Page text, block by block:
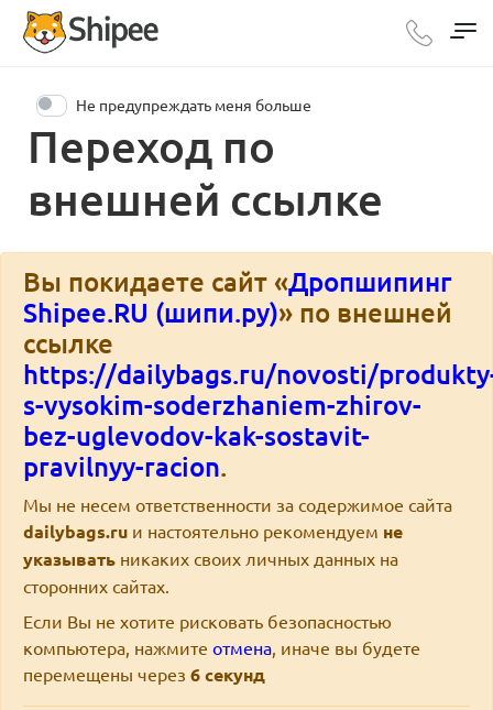
Переход по
внешней ссылке
Не предупреждать меня больше
Вы покидаете сайт «Дропшипинг
Shipee.RU (шипи.ру)» по внешней
ссылке
https://dailybags.ru/novosti/
s-vysokim-soderzhaniem-zhirov-
bez-uglevodov-kak-sostavit-
pravilnyy-racion.
Мы не несем ответственности за содержимое сайта
dailybags.ru и настоятельно рекомендуем не
указывать никаких своих личных данных на
сторонних сайтах.
Если Вы не хотите рисковать безопасностью
компьютера, нажмите отмена, иначе вы будете
перемещены через 6секунд